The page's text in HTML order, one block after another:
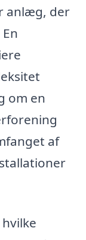
anlæg, der
om en
af